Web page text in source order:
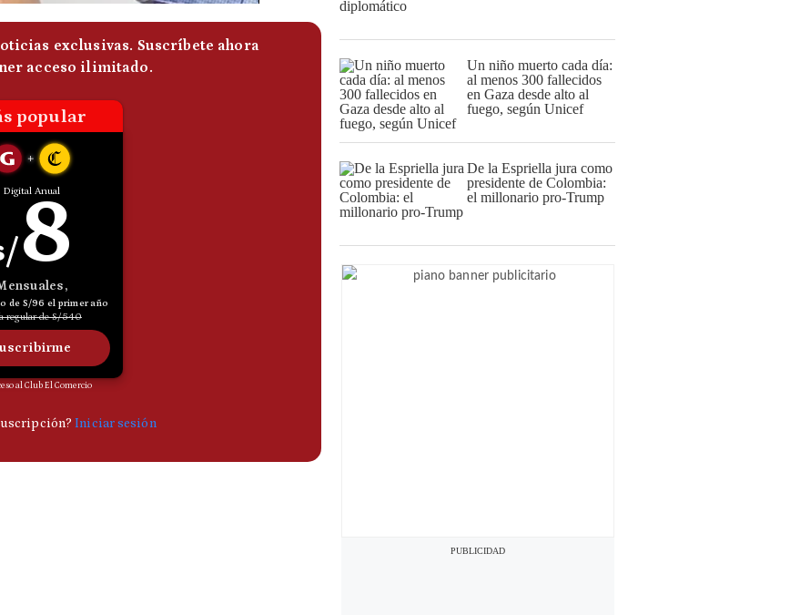
Un niño muerto cada día:
al menos 300 fallecidos
en Gaza desde alto al
fuego, según Unicef
De la Espriella jura como
presidente de Colombia:
el millonario pro-Trump